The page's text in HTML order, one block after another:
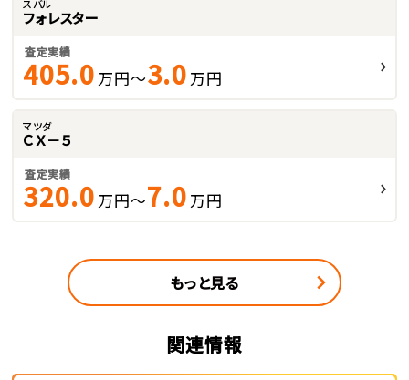
スバル
フォレスター
査定実績
405.0 万円～3.0 万円
マツダ
ＣＸ－５
査定実績
320.0 万円～7.0 万円
もっと見る
関連情報